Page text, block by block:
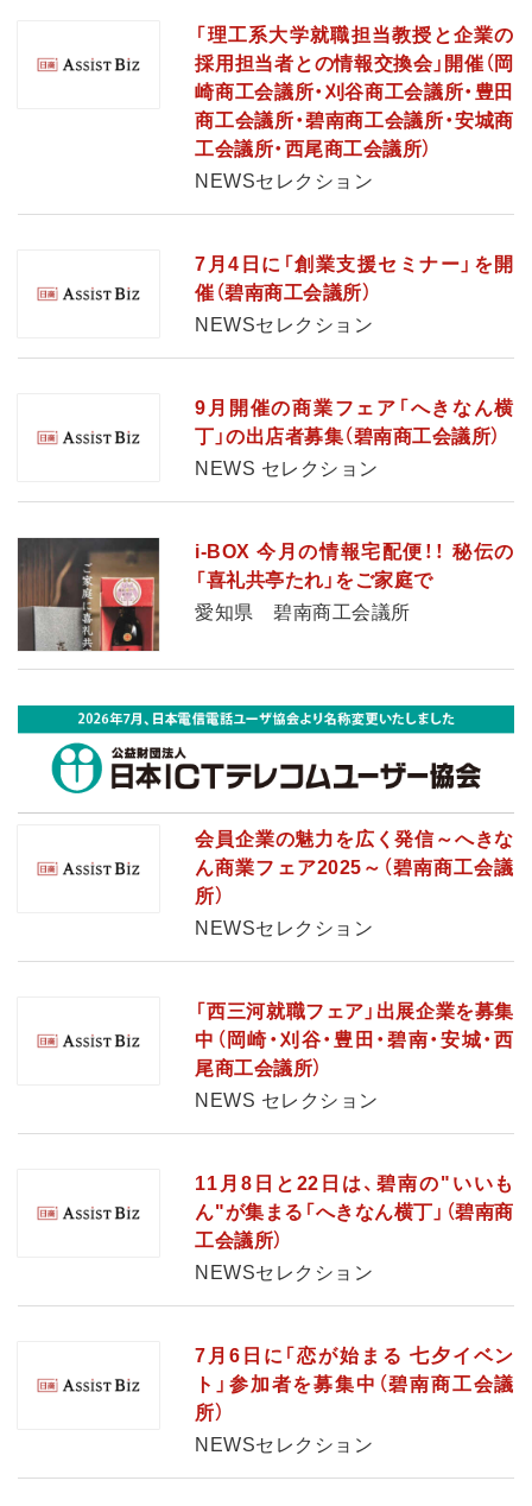
「理工系大学就職担当教授と企業の
採用担当者との情報交換会」開催（岡
崎商工会議所・刈谷商工会議所・豊田
商工会議所・碧南商工会議所・安城商
工会議所・西尾商工会議所）
NEWSセレクション
7月4日に「創業支援セミナー」を開
催（碧南商工会議所）
NEWSセレクション
9月開催の商業フェア「へきなん横
丁」の出店者募集（碧南商工会議所）
NEWS セレクション
i-BOX 今月の情報宅配便！！ 秘伝の
「喜礼共亭たれ」をご家庭で
愛知県 碧南商工会議所
会員企業の魅力を広く発信～へきな
ん商業フェア2025～（碧南商工会議
所）
NEWSセレクション
「西三河就職フェア」出展企業を募集
中（岡崎・刈谷・豊田・碧南・安城・西
尾商工会議所）
NEWS セレクション
11月8日と22日は、碧南の"いいも
ん"が集まる「へきなん横丁」（碧南商
工会議所）
NEWSセレクション
7月6日に「恋が始まる 七夕イベン
ト」参加者を募集中（碧南商工会議
所）
NEWSセレクション